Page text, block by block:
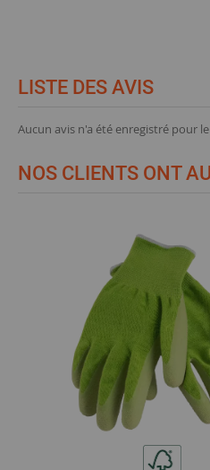
LISTE DES AVIS
Aucun avis n'a été enregistré pour
NOS CLIENTS ONT